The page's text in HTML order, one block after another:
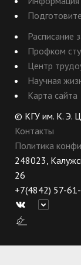
Расписание
Профком
Центр
Научная
Карта сайта
© КГУ им. К. Э.
Контакты
Политика
248023,
26
+7(4842) 57-